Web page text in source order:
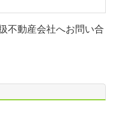
不動産会社へお問い合